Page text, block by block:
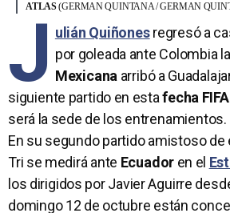
ATLAS(GERMAN QUINTANA / GERMAN
J ulián Quiñonesregresó a
por goleada ante Colombia la
Mexicana arribó a
siguiente partido en estafecha FIFA
será la sede de los entrenamientos.
En su segundo partido amistoso de
Tri se medirá ante Ecuador en el
los dirigidos por Javier Aguirre
domingo 12 de octubre están